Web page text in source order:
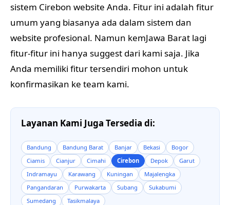
sistem Cirebon website Anda. Fitur ini adalah fitur
umum yang biasanya ada dalam sistem dan
website profesional. Namun kemJawa Barat lagi
fitur-fitur ini hanya suggest dari kami saja. Jika
Anda memiliki fitur tersendiri mohon untuk
konfirmasikan ke team kami.
Layanan Kami Juga Tersedia di:
Bandung Bandung Barat Banjar Bekasi
Bogor
Ciamis
Cianjur Cimahi Cirebon Depok
Garut
Indramayu
Karawang Kuningan
Majalengka
Pangandaran
Purwakarta Subang
Sukabumi
Sumedang
Tasikmalaya